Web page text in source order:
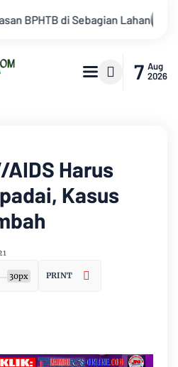
Debit Sungai Batanghari
7 Aug
2026
AIDS Harus
Kasus
30px PRINT